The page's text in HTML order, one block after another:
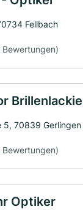
Fellbach
Bewertungen)
5, 70839 Gerlingen
Bewertungen)
Optiker